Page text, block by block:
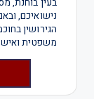
נישואיכם,
הגירושין
משפטית